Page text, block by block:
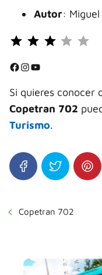
Autor:
⭐
⭐
Facebook InstagramYouTube
Si quieres conocer
Copetran 702
Turismo.
Copetran 702